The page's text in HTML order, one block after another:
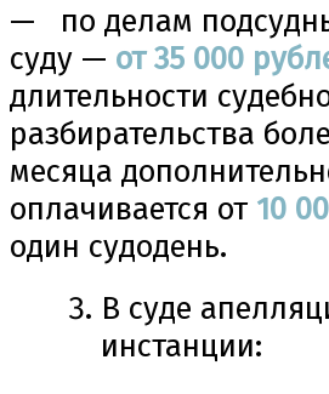
— по делам
суду — от 35 000
длительности
разбирательства
месяца
оплачивается от 10
один судодень.
В суде
инстанции: